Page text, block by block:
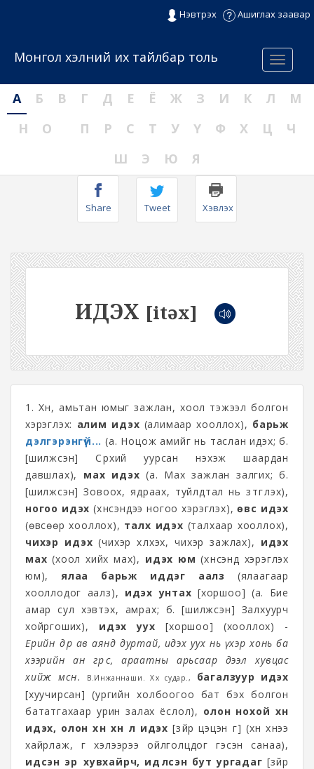
Нэвтрэх Ашиглах заавар
Menu
Монгол хэлний их тайлбар толь
А Б В Г Д Е Ё Ж З И К Л
М
Н
О П Р С Т У Ү Ф Х Ц
Ч
Ш
Э Ю Я
Share Tweet Хэвлэх
ИДЭХ [itəx]
1. Хүн, амьтан юмыг зажлан, хоол тэжээл болгон
хэрэглэх: алим идэх (алимаар хооллох), барьж
дэлгэрэнгүй... (а. Ноцож амийг нь таслан идэх; б.
[шилжсэн] Сүрхий уурсан нэхэж шаардан
давшлах), мах идэх (а. Мах зажлан залгих; б.
[шилжсэн] Зовоох, ядраах, туйлдтал нь зүтгүүлэх),
ногоо идэх (хүнсэндээ ногоо хэрэглэх),өвс идэх
(өвсөөр хооллох), талх идэх (талхаар хооллох),
чихэр идэх (чихэр хүлхэх, чихэр зажлах), идэх
мах (хоол хийх мах), идэх юм (хүнсэнд хэрэглэх
юм),ялаа барьж иддэг аалз
(ялаагаар
хооллодог аалз), идэх унтах [хоршоо] (а. Бие
амар сул хэвтэх, амрах; б. [шилжсэн] Залхуурч
хойргоших), идэх уух [хоршоо] (хооллох) -
Ерийн өдөр ав аянд дуртай, идэх уух нь үхэр хонь ба
хээрийн ан гөрөөс, араатны арьсаар дээл хувцас
хийж өмсөнө.
В.Инжаннаши. Хөх судар.,
багалзуур идэх
[хуучирсан] (ургийн холбоогоо бат бэх болгон
бататгахаар урин залах ёслол), олон нохой хүн
идэх, олон хүн хүн үл идэх [зүйр цэцэн үг] (хүн хүнээ
хайрлаж, үг хэлээрээ ойлголцдог гэсэн санаа),
идсэн эрүү хувхайрч, идүүлсэн бут ургадаг [зүйр